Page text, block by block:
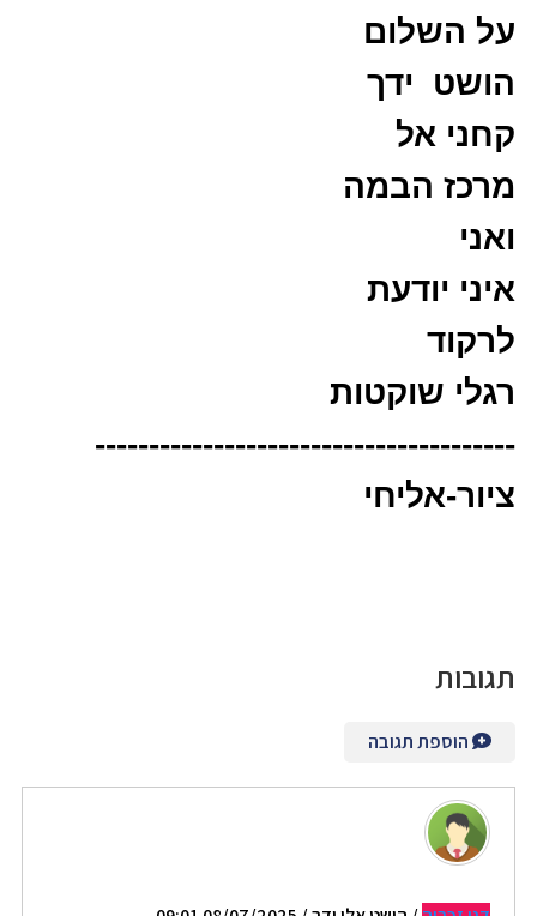
על השלום
הושט ידך
קחני אל
מרכז הבמה
ואני
איני יודעת
לרקוד
רגלי שוקטות
---------------------------------------
ציור-אליחי
תגובות
הוספת תגובה